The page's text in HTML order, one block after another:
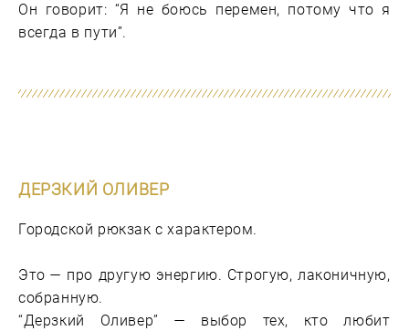
Он говорит: “Я не боюсь перемен, потому что я
всегда в пути”.
ДЕРЗКИЙ ОЛИВЕР
Городской рюкзак с характером.
Это — про другую энергию. Строгую, лаконичную,
собранную.
“Дерзкий Оливер” — выбор тех, кто любит